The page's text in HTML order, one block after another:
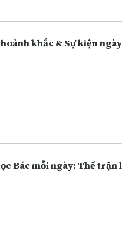
Bác mỗi ngày: Thế trận